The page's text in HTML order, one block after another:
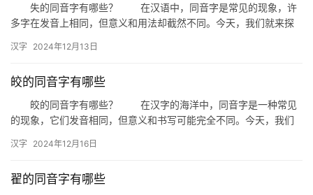
失的同音字有哪些？ 在汉语中，同音字是常见的现象，许
多字在发音上相同，但意义和用法却截然不同。今天，我们就来探
汉字 2024年12月13日
皎的同音字有哪些
皎的同音字有哪些？ 在汉字的海洋中，同音字是一种常见
的现象，它们发音相同，但意义和书写可能完全不同。今天，我们
…
汉字 2024年12月16日
翟的同音字有哪些